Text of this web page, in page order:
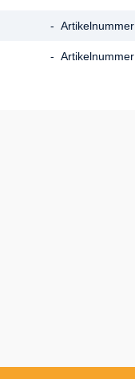
- Artikelnummer
- Artikelnummer